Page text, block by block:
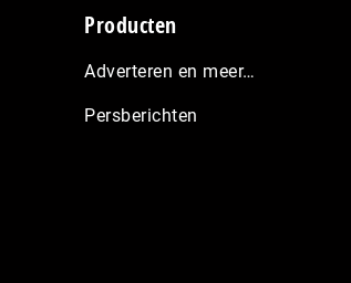
Producten
Adverteren en meer…
Persberichten